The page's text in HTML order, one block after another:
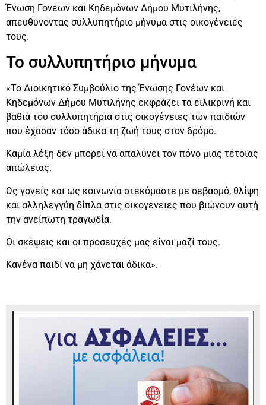
Ένωση Γονέων και Κηδεμόνων Δήμου Μυτιλήνης,
απευθύνοντας συλλυπητήριο μήνυμα στις οικογένειές
τους.
Το συλλυπητήριο μήνυμα
«Το Διοικητικό Συμβούλιο της Ένωσης Γονέων και
Κηδεμόνων Δήμου Μυτιλήνης εκφράζει τα ειλικρινή και
βαθιά του συλλυπητήρια στις οικογένειες των παιδιών
που έχασαν τόσο άδικα τη ζωή τους στον δρόμο.
Καμία λέξη δεν μπορεί να απαλύνει τον πόνο μιας τέτοιας
απώλειας.
Ως γονείς και ως κοινωνία στεκόμαστε με σεβασμό, θλίψη
και αλληλεγγύη δίπλα στις οικογένειες που βιώνουν αυτή
την ανείπωτη τραγωδία.
Οι σκέψεις και οι προσευχές μας είναι μαζί τους.
Κανένα παιδί να μη χάνεται άδικα».